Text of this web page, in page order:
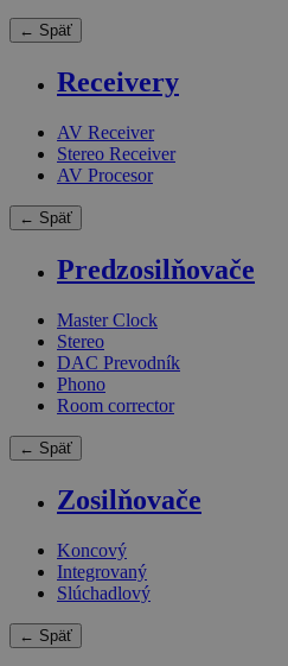
← Späť
Receivery
AV Receiver
Stereo Receiver
AV Procesor
← Späť
Predzosilňovače
Master Clock
Stereo
DAC Prevodník
Phono
Room corrector
← Späť
Zosilňovače
Koncový
Integrovaný
Slúchadlový
← Späť